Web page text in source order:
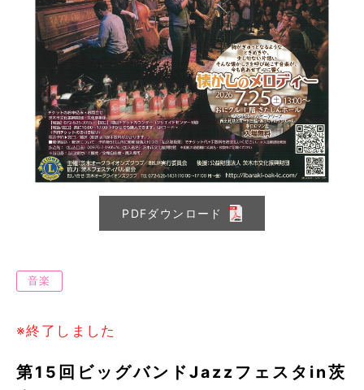
PDFダウンロード
音楽
※終了しました
第15回ビッグバンドJazzフェスタin茨